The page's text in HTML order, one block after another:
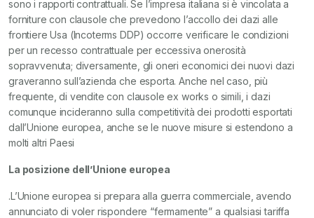
sono i rapporti contrattuali. Se l’impresa italiana si è vincolata a
forniture con clausole che prevedono l’accollo dei dazi alle
frontiere Usa (Incoterms DDP) occorre verificare le condizioni
per un recesso contrattuale per eccessiva onerosità
sopravvenuta; diversamente, gli oneri economici dei nuovi dazi
graveranno sull’azienda che esporta. Anche nel caso, più
frequente, di vendite con clausole ex works o simili, i dazi
comunque incideranno sulla competitività dei prodotti esportati
dall’Unione europea, anche se le nuove misure si estendono a
molti altri Paesi
La posizione dell’Unione europea
.L’Unione europea si prepara alla guerra commerciale, avendo
annunciato di voler rispondere “fermamente” a qualsiasi tariffa